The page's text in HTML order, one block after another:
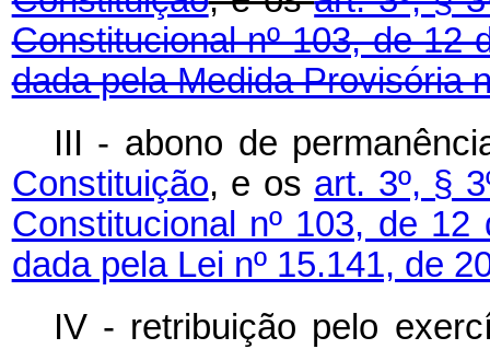
Constitucional nº 103, de 12
dada pela Medida Provisória
III - abono de
Constituição, e os art. 3º, §
Constitucional nº 103, de
dada pela Lei nº 15.141, de
IV - retribuição pelo